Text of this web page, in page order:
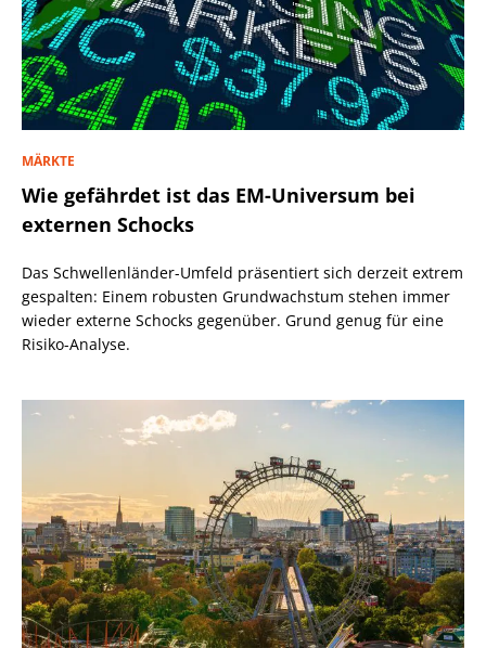
MÄRKTE
Wie gefährdet ist das EM-Universum bei
externen Schocks
Das Schwellenländer-Umfeld präsentiert sich derzeit extrem
gespalten: Einem robusten Grundwachstum stehen immer
wieder externe Schocks gegenüber. Grund genug für eine
Risiko-Analyse.